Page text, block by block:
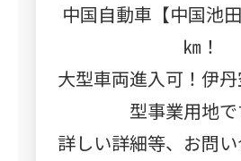
中国自動車【中国池
㎞！
大型車両進入可！伊
型事業用地
詳しい詳細等、お問